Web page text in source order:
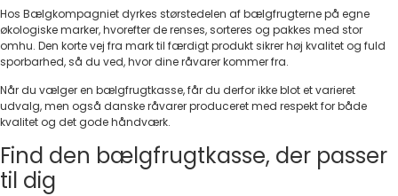
Hos Bælgkompagniet dyrkes størstedelen af bælgfrugterne på egne
økologiske marker, hvorefter de renses, sorteres og pakkes med stor
omhu. Den korte vej fra mark til færdigt produkt sikrer høj kvalitet og fuld
sporbarhed, så du ved, hvor dine råvarer kommer fra.
Når du vælger en bælgfrugtkasse, får du derfor ikke blot et varieret
udvalg, men også danske råvarer produceret med respekt for både
kvalitet og det gode håndværk.
Find den bælgfrugtkasse, der passer
til dig